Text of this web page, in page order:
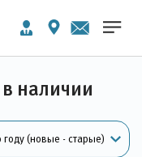
наличии